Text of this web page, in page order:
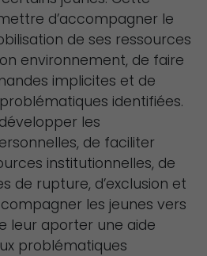
d’accompagner le
de ses ressources
environnement, de faire
implicites et de
identifiées.
les
de faciliter
institutionnelles, de
de rupture, d’exclusion et
les jeunes vers
leur aporter une aide
problématiques